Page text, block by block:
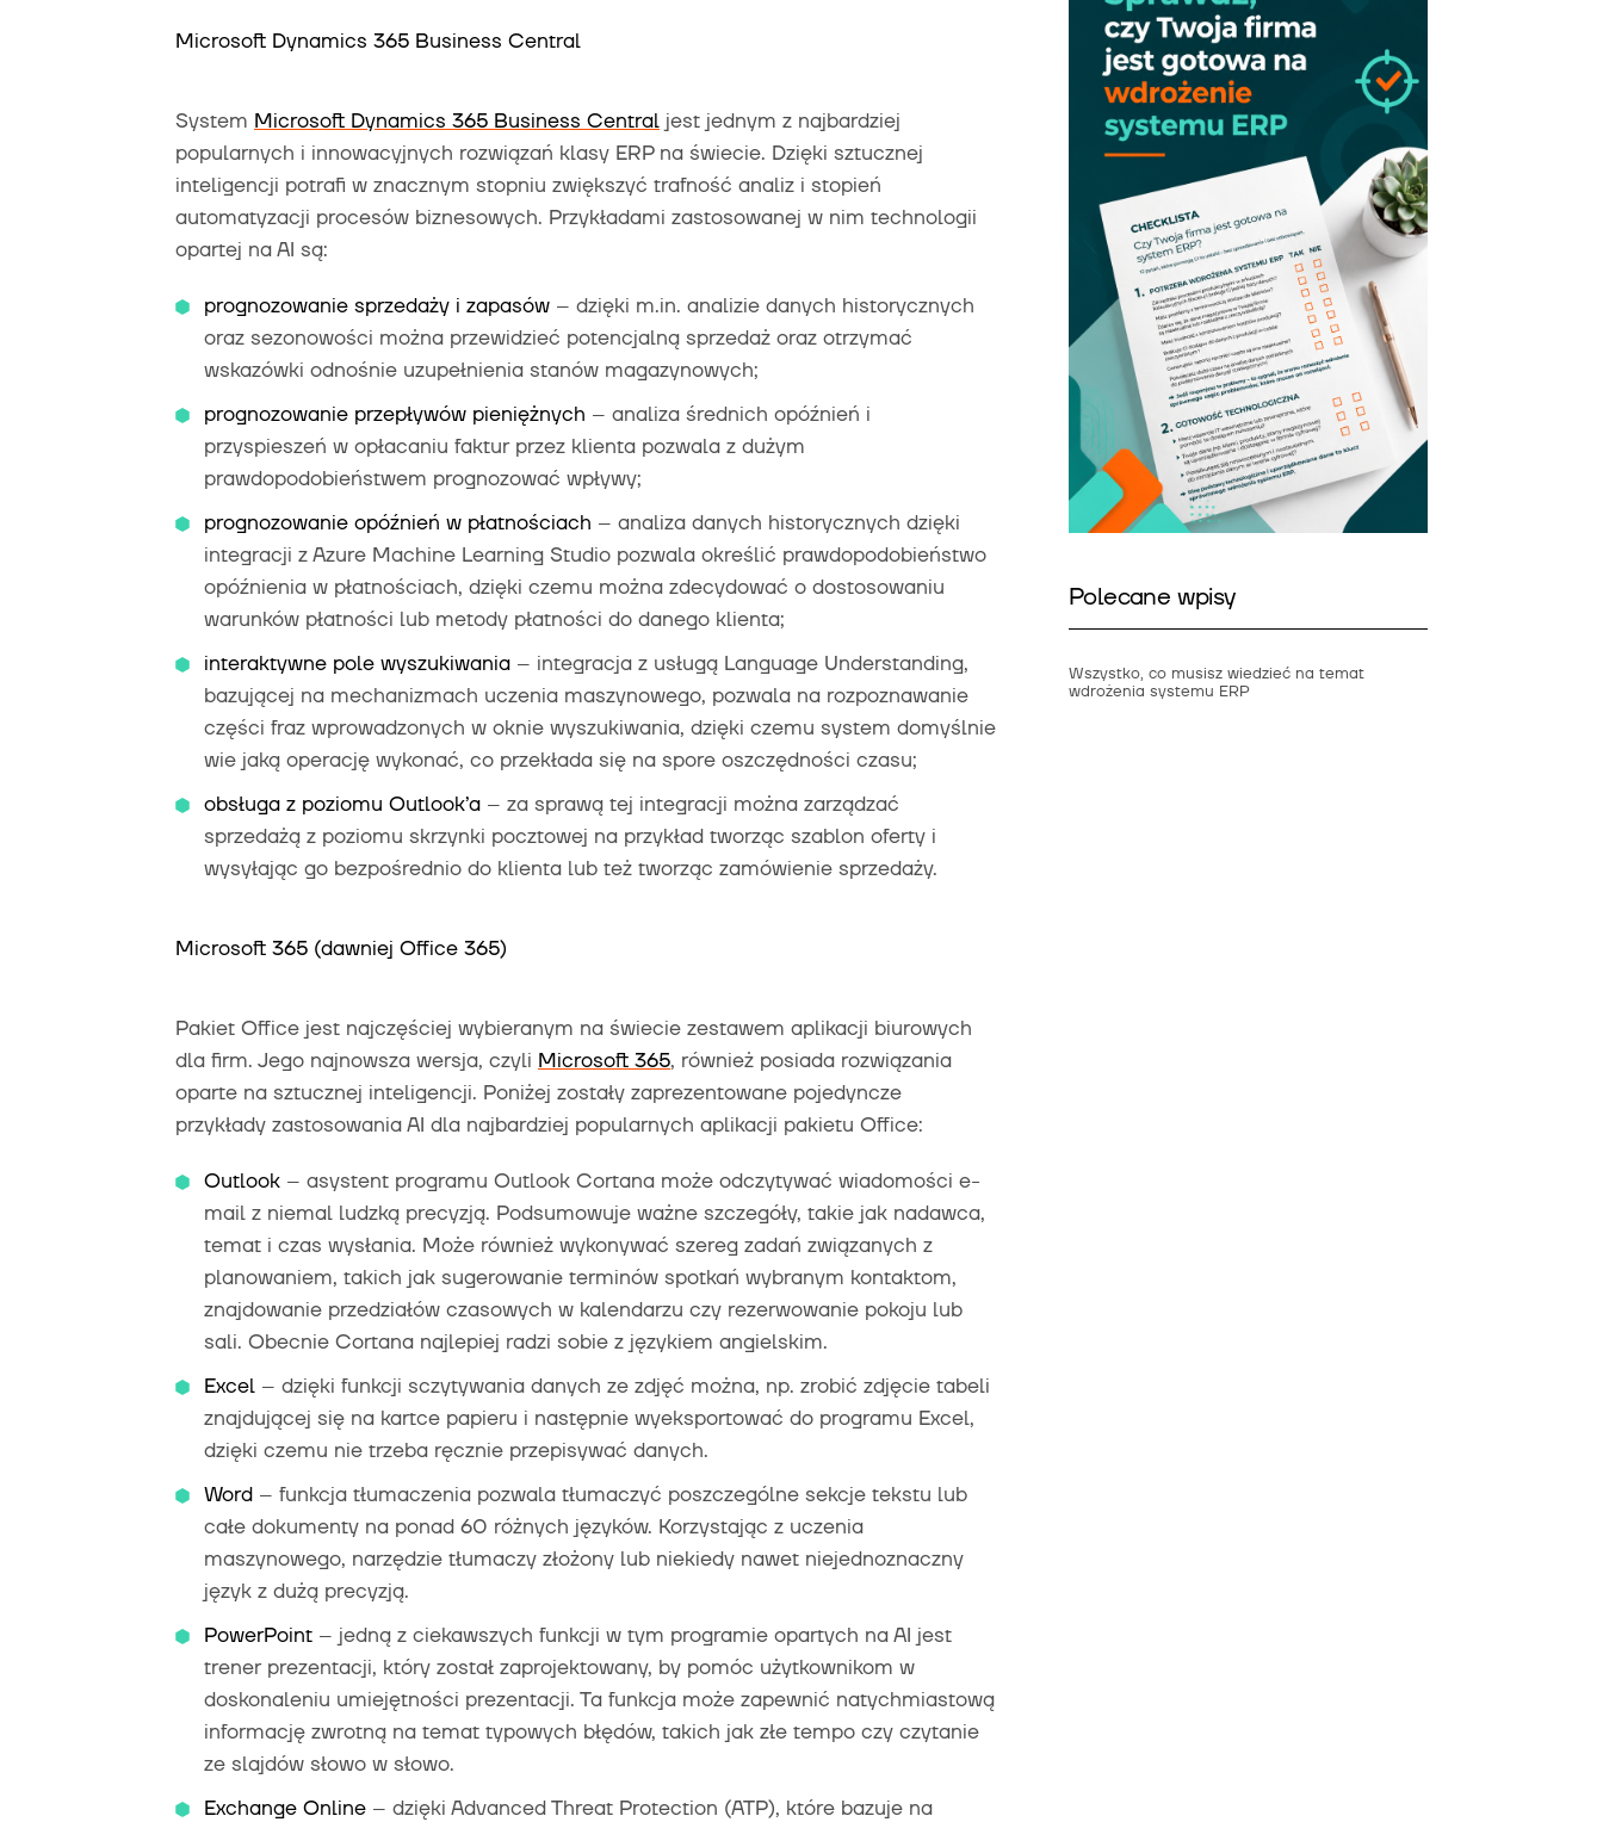
Microsoft Dynamics 365 Business Central
System Microsoft Dynamics 365 Business Central jest jednym z najbardziej
popularnych i innowacyjnych rozwiązań klasy ERP na świecie. Dzięki sztucznej
inteligencji potrafi w znacznym stopniu zwiększyć trafność analiz i stopień
automatyzacji procesów biznesowych. Przykładami zastosowanej w nim technologii
opartej na AI są:
prognozowanie sprzedaży i zapasów – dzięki m.in. analizie danych historycznych
oraz sezonowości można przewidzieć potencjalną sprzedaż oraz otrzymać
wskazówki odnośnie uzupełnienia stanów magazynowych;
prognozowanie przepływów pieniężnych – analiza średnich opóźnień i
przyspieszeń w opłacaniu faktur przez klienta pozwala z dużym
prawdopodobieństwem prognozować wpływy;
prognozowanie opóźnień w płatnościach – analiza danych historycznych dzięki
integracji z Azure Machine Learning Studio pozwala określić prawdopodobieństwo
opóźnienia w płatnościach, dzięki czemu można zdecydować o dostosowaniu
warunków płatności lub metody płatności do danego klienta;
interaktywne pole wyszukiwania – integracja z usługą Language Understanding,
bazującej na mechanizmach uczenia maszynowego, pozwala na rozpoznawanie
części fraz wprowadzonych w oknie wyszukiwania, dzięki czemu system domyślnie
wie jaką operację wykonać, co przekłada się na spore oszczędności czasu;
obsługa z poziomu Outlook’a – za sprawą tej integracji można zarządzać
sprzedażą z poziomu skrzynki pocztowej na przykład tworząc szablon oferty i
wysyłając go bezpośrednio do klienta lub też tworząc zamówienie sprzedaży.
Microsoft 365 (dawniej Office 365)
Pakiet Office jest najczęściej wybieranym na świecie zestawem aplikacji biurowych
dla firm. Jego najnowsza wersja, czyli Microsoft 365, również posiada rozwiązania
oparte na sztucznej inteligencji. Poniżej zostały zaprezentowane pojedyncze
przykłady zastosowania AI dla najbardziej popularnych aplikacji pakietu Office:
Outlook – asystent programu Outlook Cortana może odczytywać wiadomości e-
mail z niemal ludzką precyzją. Podsumowuje ważne szczegóły, takie jak nadawca,
temat i czas wysłania. Może również wykonywać szereg zadań związanych z
planowaniem, takich jak sugerowanie terminów spotkań wybranym kontaktom,
znajdowanie przedziałów czasowych w kalendarzu czy rezerwowanie pokoju lub
sali. Obecnie Cortana najlepiej radzi sobie z językiem angielskim.
Excel – dzięki funkcji sczytywania danych ze zdjęć można, np. zrobić zdjęcie tabeli
znajdującej się na kartce papieru i następnie wyeksportować do programu Excel,
dzięki czemu nie trzeba ręcznie przepisywać danych.
Word – funkcja tłumaczenia pozwala tłumaczyć poszczególne sekcje tekstu lub
całe dokumenty na ponad 60 różnych języków. Korzystając z uczenia
maszynowego, narzędzie tłumaczy złożony lub niekiedy nawet niejednoznaczny
język z dużą precyzją.
PowerPoint – jedną z ciekawszych funkcji w tym programie opartych na AI jest
trener prezentacji, który został zaprojektowany, by pomóc użytkownikom w
doskonaleniu umiejętności prezentacji. Ta funkcja może zapewnić natychmiastową
informację zwrotną na temat typowych błędów, takich jak złe tempo czy czytanie
ze slajdów słowo w słowo.
Exchange Online – dzięki Advanced Threat Protection (ATP), które bazuje na
Polecane wpisy
Wszystko, co musisz wiedzieć na temat
wdrożenia systemu ERP